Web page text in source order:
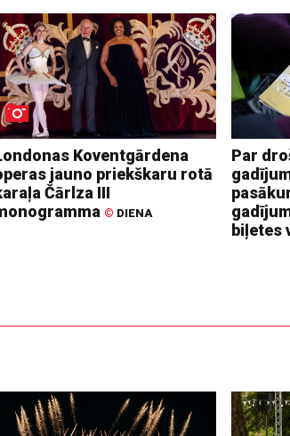
Koventgārdena
jauno priekškaru rotā
Čārlza III
© DIENA
Par
biļetes